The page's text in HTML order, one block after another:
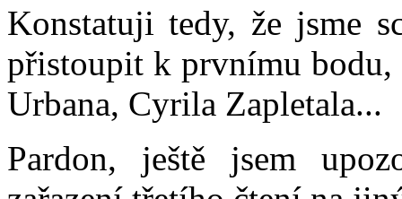
Konstatuji tedy, že jsme
přistoupit k prvnímu
Urbana, Cyrila Zapletala...
Pardon, ještě jsem